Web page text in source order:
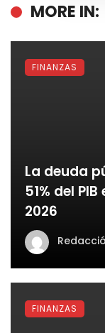
MORE IN:
La deuda
51% del
2026
FINANZAS
FINANZAS